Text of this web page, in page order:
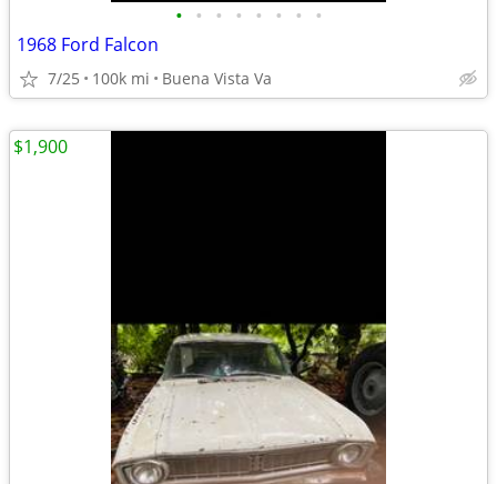
• • • • • • • •
1968 Ford Falcon
7/25 100k mi Buena Vista Va
$1,900